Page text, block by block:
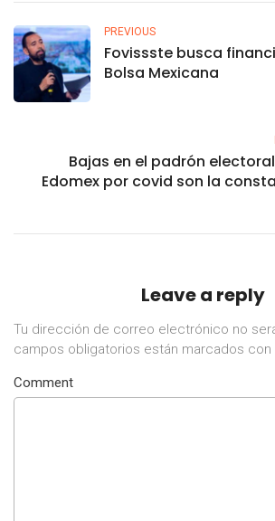
PREVIOUS
Fovissste busca
Bolsa Mexicana
Bajas en el padrón
Edomex por covid son la
Leave a reply
Tu dirección de correo electrónico no
campos obligatorios están marcados con
Comment